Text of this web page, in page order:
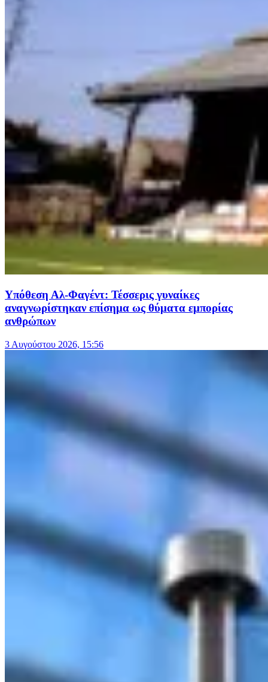
Υπόθεση Αλ-Φαγέντ: Τέσσερις γυναίκες
αναγνωρίστηκαν επίσημα ως θύματα εμπορίας
ανθρώπων
3 Αυγούστου 2026, 15:56